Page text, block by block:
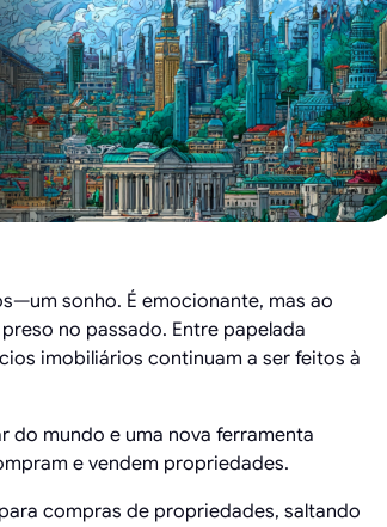
sonho. É emocionante, mas ao
no passado. Entre papelada
imobiliários continuam a ser feitos à
do mundo e uma nova ferramenta
e vendem propriedades.
compras de propriedades, saltando